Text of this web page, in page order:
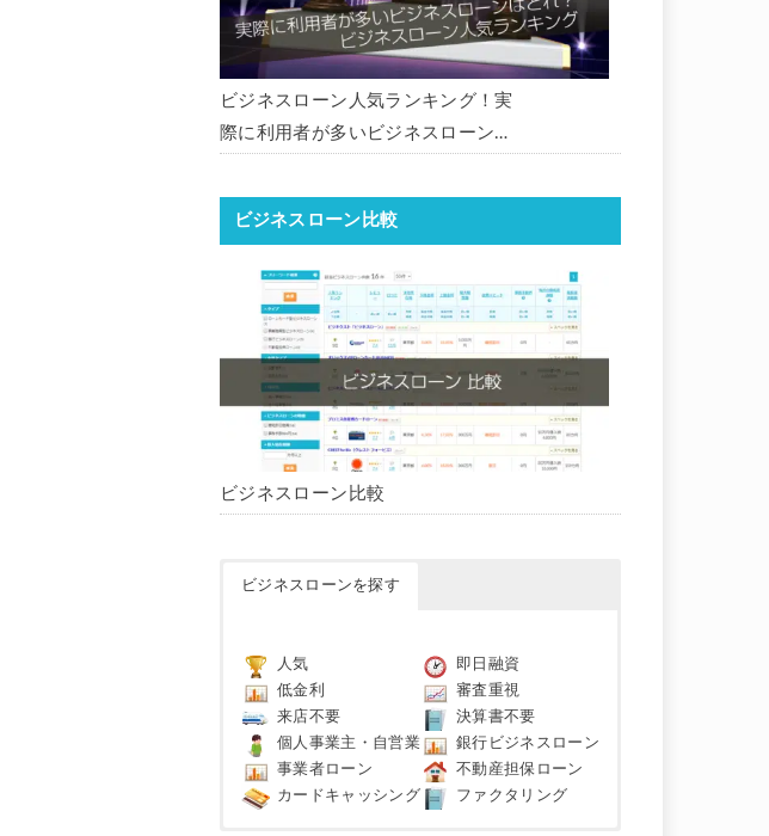
ビジネスローン人気ランキング！実
際に利用者が多いビジネスローンは
【2026年版】
ビジネスローン比較
ビジネスローン比較
ビジネスローンを探す
人気
即日融資
低金利
審査重視
来店不要
決算書不要
個人事業主・自営業
銀行ビジネスローン
事業者ローン
不動産担保ローン
カードキャッシング
ファクタリング